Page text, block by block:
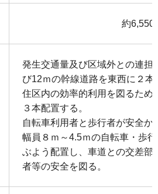
約6,550
発生交通量及び区域外との連担
び12ｍの幹線道路を東西に２
住区内の効率的利用を図るため
３本配置する。
自転車利用者と歩行者が安全か
幅員８ｍ～4.5ｍの自転車・歩
ぶよう配置し、車道との交差部
者等の安全を図る。